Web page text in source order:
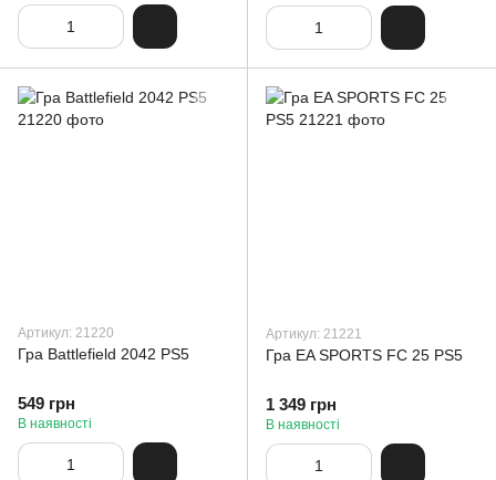
Артикул: 21220
Гра Battlefield 2042 PS5
549 грн
В наявності
Артикул: 21221
Гра EA SPORTS FC 25 PS5
1 349 грн
В наявності